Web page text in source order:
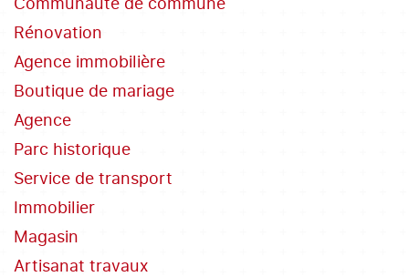
Rénovation
Agence immobilière
Boutique de mariage
Agence
Parc historique
Service de transport
Immobilier
Magasin
Artisanat travaux